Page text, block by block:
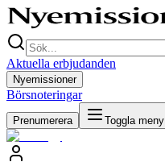
Aktuella erbjudanden
Nyemissioner
Börsnoteringar
Prenumerera Toggla meny